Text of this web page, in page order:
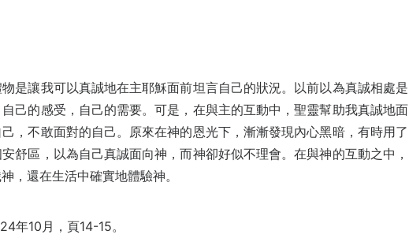
是讓我可以真誠地在主耶穌面前坦言自己的狀況。以前以為真誠相處是
己的感受，自己的需要。可是，在與主的互動中，聖靈幫助我真誠地面
，不敢面對的自己。原來在神的恩光下，漸漸發現內心黑暗，有時用了
舒區，以為自己真誠面向神，而神卻好似不理會。在與神的互動之中，
，還在生活中確實地體驗神。
年10月，頁14-15。